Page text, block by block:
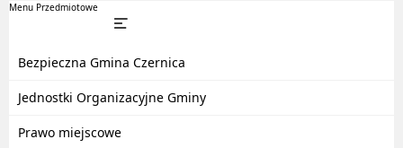
Menu Przedmiotowe
Bezpieczna Gmina Czernica
Jednostki Organizacyjne Gminy
Prawo miejscowe